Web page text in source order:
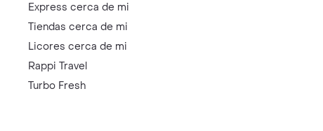
Express cerca de mi
Tiendas cerca de mi
Licores cerca de mi
Rappi Travel
Turbo Fresh